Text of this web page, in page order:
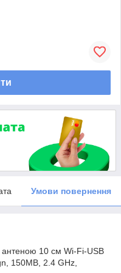
Умови повернення
10 см Wi-Fi-USB
150MB, 2.4 GHz,